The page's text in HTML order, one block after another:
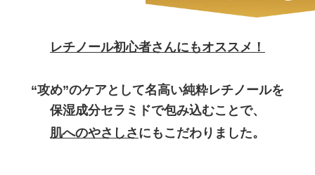
レチノール初心者さんにもオススメ！
“攻め”のケアとして名高い純粋レチノールを
保湿成分セラミドで包み込むことで、
肌へのやさしさ にもこだわりました。